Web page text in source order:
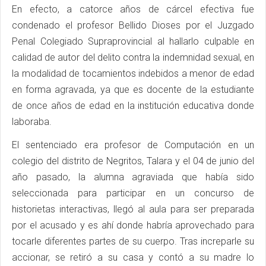
En efecto, a catorce años de cárcel efectiva fue
condenado el profesor Bellido Dioses por el Juzgado
Penal Colegiado Supraprovincial al hallarlo culpable en
calidad de autor del delito contra la indemnidad sexual, en
la modalidad de tocamientos indebidos a menor de edad
en forma agravada, ya que es docente de la estudiante
de once años de edad en la institución educativa donde
laboraba.
El sentenciado era profesor de Computación en un
colegio del distrito de Negritos, Talara y el 04 de junio del
año pasado, la alumna agraviada que había sido
seleccionada para participar en un concurso de
historietas interactivas, llegó al aula para ser preparada
por el acusado y es ahí donde habría aprovechado para
tocarle diferentes partes de su cuerpo. Tras increparle su
accionar, se retiró a su casa y contó a su madre lo